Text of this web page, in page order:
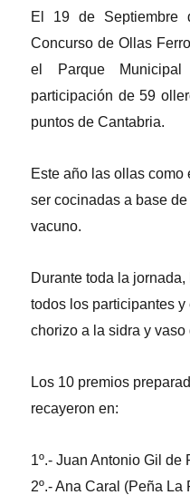
El 19 de Septiembre
Concurso de Ollas
el Parque
participación de 59
puntos de Cantabria.
Este año las ollas como
ser cocinadas a base
vacuno.
Durante toda la
todos los participantes
chorizo a la sidra y vaso
Los 10 premios
recayeron en:
1º.- Juan Antonio Gil de
2º.- Ana Caral (Peña